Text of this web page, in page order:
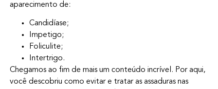
aparecimento de:
Candidíase;
Impetigo;
Foliculite;
Intertrigo.
Chegamos ao fim de mais um conteúdo incrível. Por aqui,
você descobriu como evitar e tratar as assaduras nas